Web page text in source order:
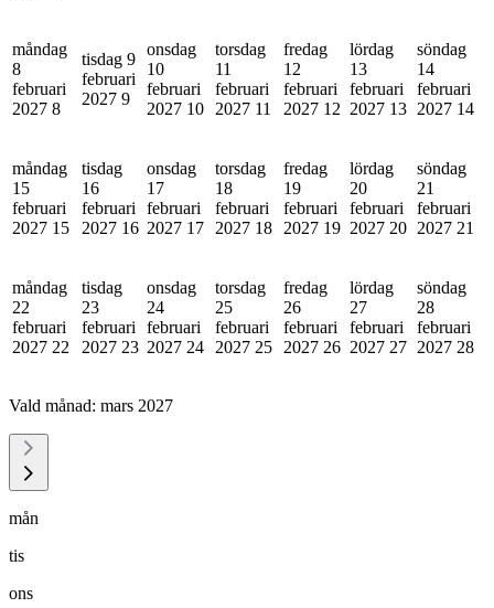
måndag
8
februari
2027 8
tisdag 9
februari
2027 9
onsdag
10
februari
2027 10
torsdag
11
februari
2027 11
fredag
12
februari
2027 12
lördag
13
februari
2027 13
söndag
14
februari
2027 14
måndag
15
februari
2027 15
tisdag
16
februari
2027 16
onsdag
17
februari
2027 17
torsdag
18
februari
2027 18
fredag
19
februari
2027 19
lördag
20
februari
2027 20
söndag
21
februari
2027 21
måndag
22
februari
2027 22
tisdag
23
februari
2027 23
onsdag
24
februari
2027 24
torsdag
25
februari
2027 25
fredag
26
februari
2027 26
lördag
27
februari
2027 27
söndag
28
februari
2027 28
Vald månad: mars 2027
mån
tis
ons